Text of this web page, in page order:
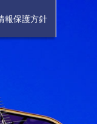
報保護方針